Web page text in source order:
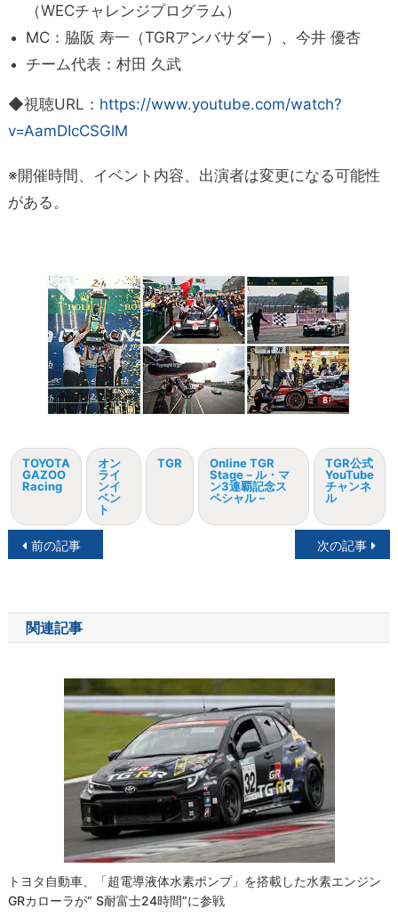
（WECチャレンジプログラム）
MC：脇阪 寿一（TGRアンバサダー）、今井 優杏
チーム代表：村田 久武
◆視聴URL： https://www.youtube.com/watch?
v=AamDIcCSGlM
※開催時間、イベント内容、出演者は変更になる可能性
がある。
TOYOTA
GAZOO
Racing
オン
ライ
ンイ
ベン
ト
TGR
Online TGR
Stage－ル・マ
ン3連覇記念ス
ペシャル－
TGR公式
YouTube
チャンネ
ル
投
ナ
ビ
前の記事 次の記事
関連記事
トヨタ自動車、「超電導液体水素ポンプ」を搭載した水素エンジン
GRカローラが“ S耐富士24時間”に参戦